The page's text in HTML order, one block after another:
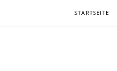
STARTSEITE